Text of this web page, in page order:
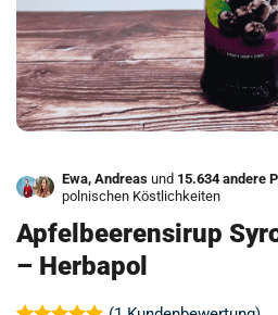
Ewa, Andreas und 15.634 andere
polnischen Köstlichkeiten
Apfelbeerensirup
– Herbapol